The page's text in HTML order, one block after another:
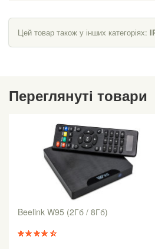
Цей товар також у інших категоріях:
Переглянуті товари
Beelink W95 (2Гб / 8Гб)